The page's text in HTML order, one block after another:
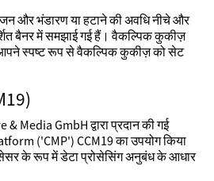
और भंडारण या हटाने की अवधि नीचे और
बैनर में समझाई गई हैं। वैकल्पिक कुकीज़
स्पष्ट रूप से वैकल्पिक कुकीज़ को सेट
Media GmbH द्वारा प्रदान की गई
('CMP') CCM19 का उपयोग किया
के रूप में डेटा प्रोसेसिंग अनुबंध के आधार